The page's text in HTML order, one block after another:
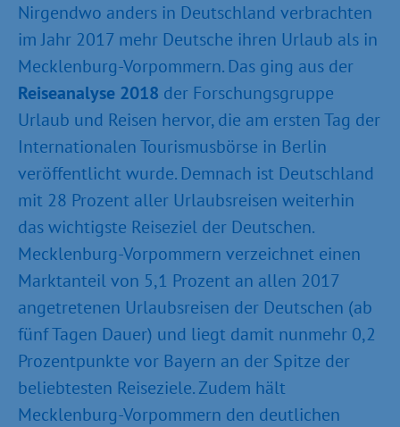
Nirgendwo anders in Deutschland verbrachten
im Jahr 2017 mehr Deutsche ihren Urlaub als in
Mecklenburg-Vorpommern. Das ging aus der
Reiseanalyse 2018 der Forschungsgruppe
Urlaub und Reisen hervor, die am ersten Tag der
Internationalen Tourismusbörse in Berlin
veröffentlicht wurde. Demnach ist Deutschland
mit 28 Prozent aller Urlaubsreisen weiterhin
das wichtigste Reiseziel der Deutschen.
Mecklenburg-Vorpommern verzeichnet einen
Marktanteil von 5,1 Prozent an allen 2017
angetretenen Urlaubsreisen der Deutschen (ab
fünf Tagen Dauer) und liegt damit nunmehr 0,2
Prozentpunkte vor Bayern an der Spitze der
beliebtesten Reiseziele. Zudem hält
Mecklenburg-Vorpommern den deutlichen